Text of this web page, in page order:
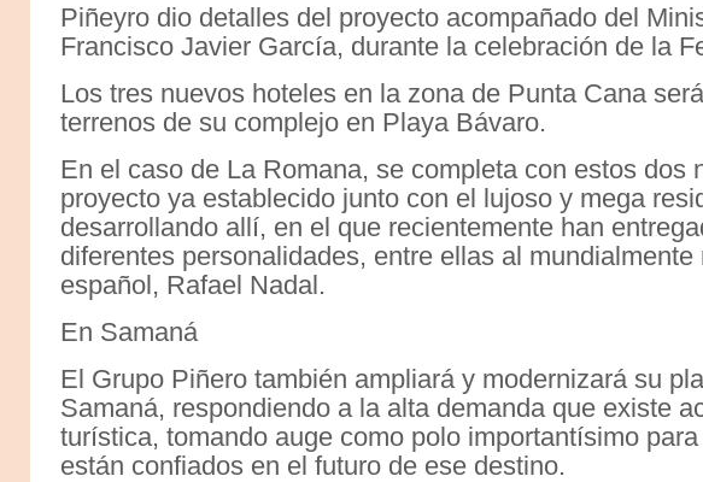
Piñeyro dio detalles del proyecto acompañado del
Francisco Javier García, durante la celebración de la
Los tres nuevos hoteles en la zona de Punta Cana
terrenos de su complejo en Playa Bávaro.
En el caso de La Romana, se completa con estos dos
proyecto ya establecido junto con el lujoso y mega
desarrollando allí, en el que recientemente han
diferentes personalidades, entre ellas al
español, Rafael Nadal.
En Samaná
El Grupo Piñero también ampliará y modernizará su
Samaná, respondiendo a la alta demanda que existe
turística, tomando auge como polo importantísimo
están confiados en el futuro de ese destino.